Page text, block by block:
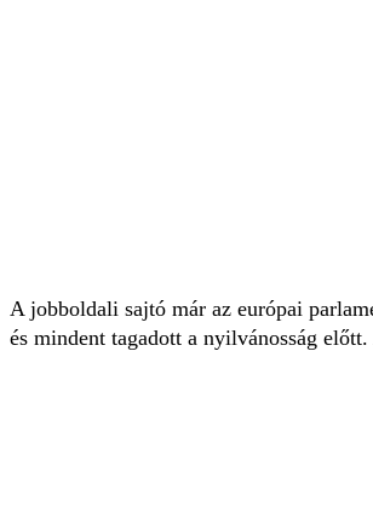
A jobboldali sajtó már az európai
és mindent tagadott a nyilvánosság